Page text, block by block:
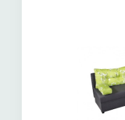
Gyakori kérdések